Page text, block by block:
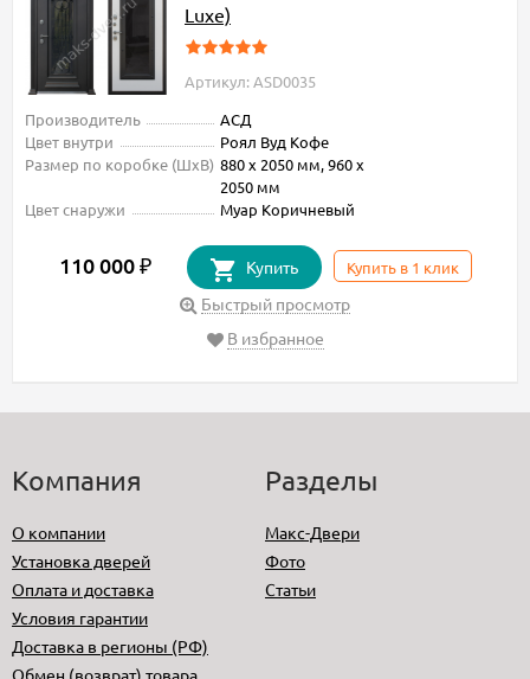
Luxe)
Артикул: ASD0035
Производитель
АСД
Цвет внутри
Роял Вуд Кофе
Размер по коробке (ШxВ) 880 х 2050 мм, 960 х
2050 мм
Цвет снаружи
Муар Коричневый
110 000 ₽ Купить Купить в 1 клик
Быстрый просмотр
В избранное
Компания
О компании
Установка дверей
Оплата и доставка
Условия гарантии
Доставка в регионы (РФ)
Обмен (возврат) товара
Разделы
Макс-Двери
Фото
Статьи